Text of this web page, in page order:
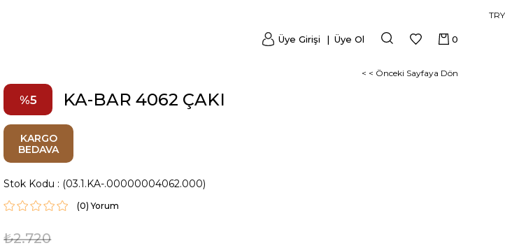
TRY
0
Üye Girişi Üye Ol
< < Önceki Sayfaya Dön
5 KA-BAR 4062 ÇAKI
KARGO
BEDAVA
Stok Kodu (03.1.KA-.00000004062.000)
(0)
₺2.720